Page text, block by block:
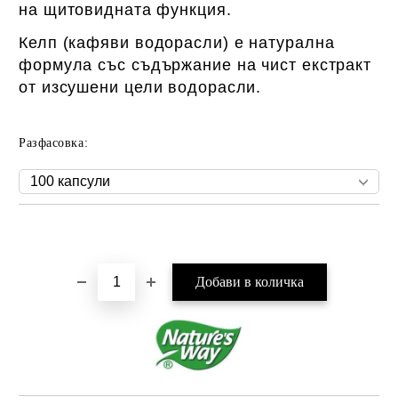
на щитовидната функция.
Келп (кафяви водорасли) е натурална
формула със съдържание на чист екстракт
от изсушени цели водорасли.
Разфасовка: